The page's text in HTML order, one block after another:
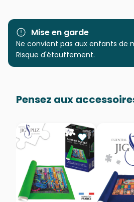
Marque Art
Catégorie
EAN
Nombre de pièces 1000
Dimensions 68 x
Mise en garde
Ne convient pas aux enfants de
Risque d'étouffement.
Pensez aux